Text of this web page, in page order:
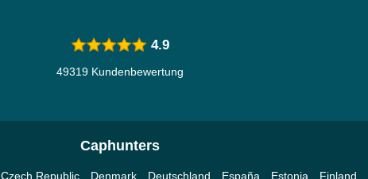
4.9
49319 Kundenbewertung
Caphunters
Czech Republic Denmark Deutschland España Estonia Finland